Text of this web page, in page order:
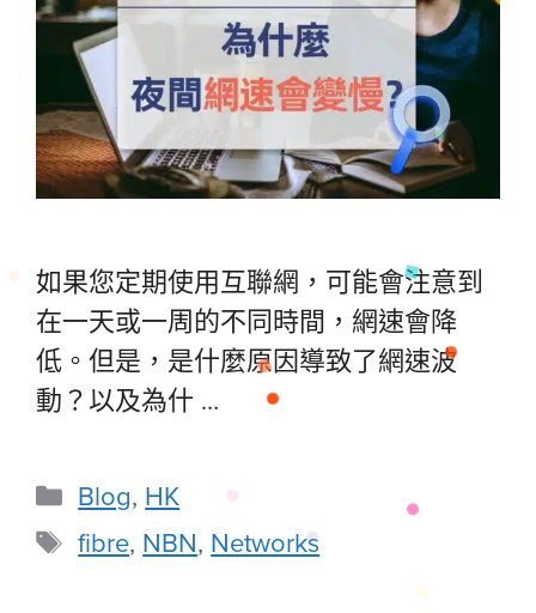
如果您定期使用互聯網，可能會注意到
在一天或一周的不同時間，網速會降
低。但是，是什麼原因導致了網速波
動？以及為什 …
Blog, HK
fibre, NBN, Networks